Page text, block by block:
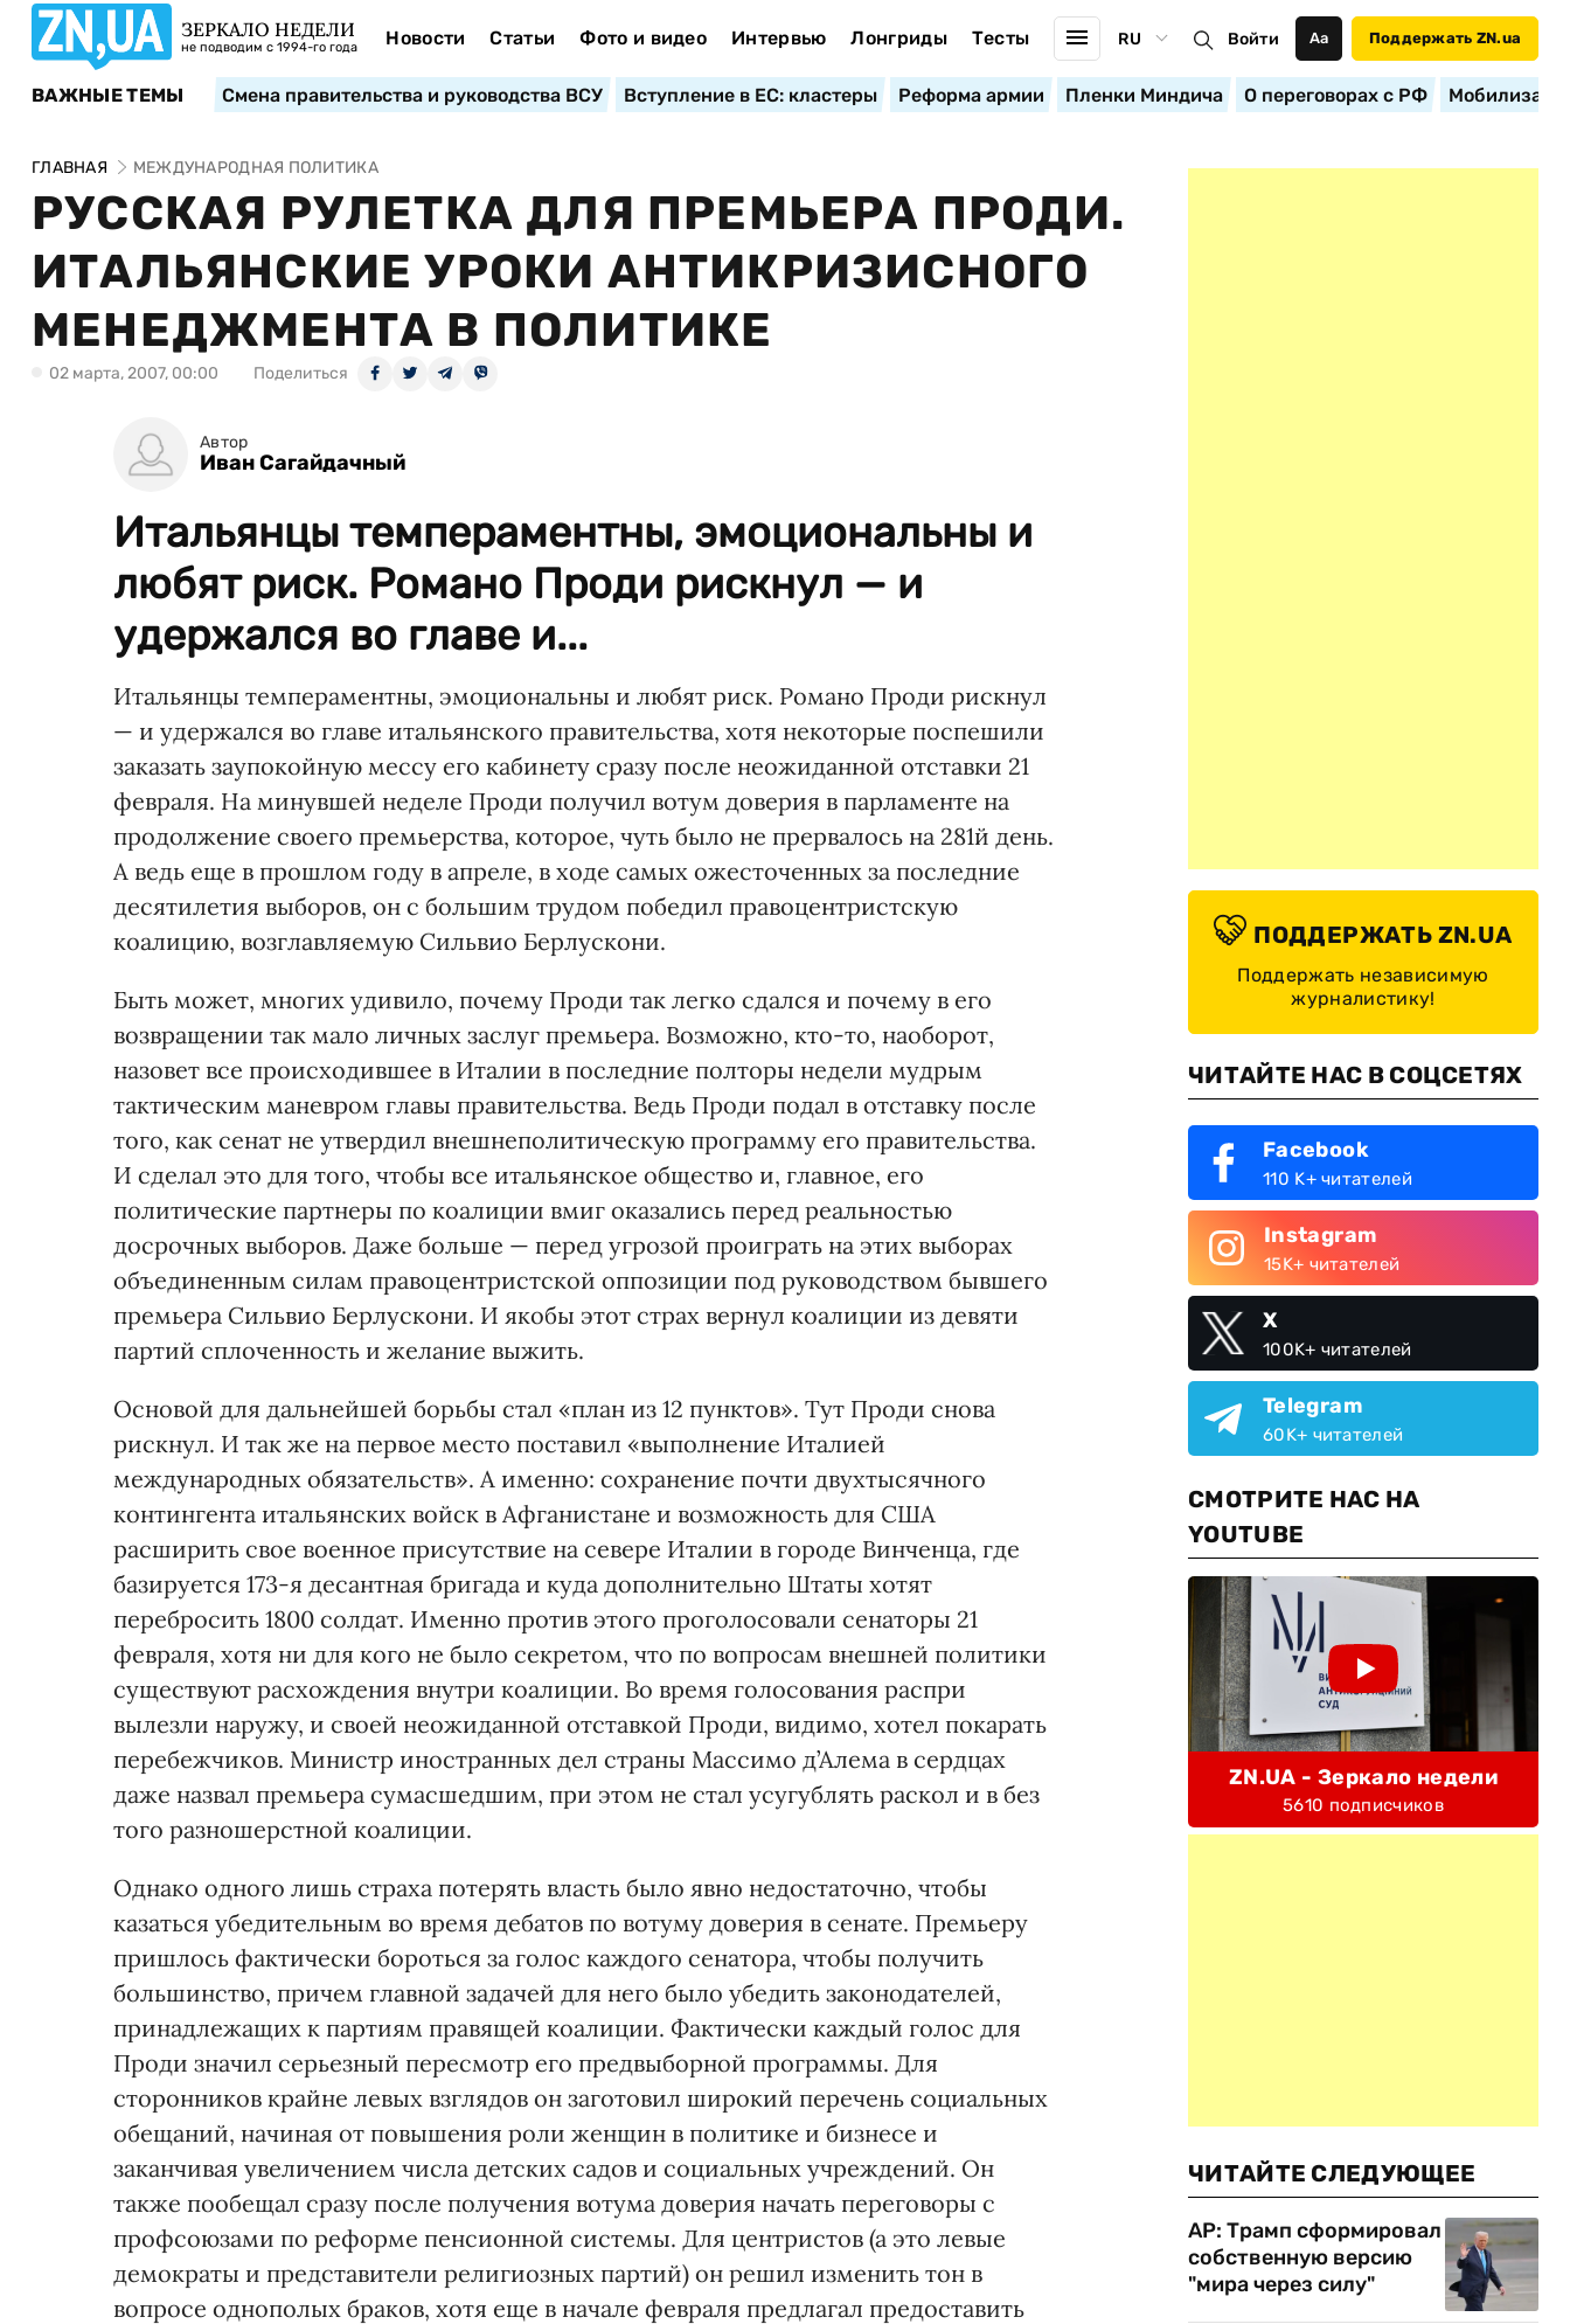
ЗЕРКАЛО НЕДЕЛИ
не подводим с 1994-го года Новости Статьи Фото и видео Интервью Лонгриды Тесты RU Войти Аа Поддержать ZN.ua
ВАЖНЫЕ ТЕМЫ Смена правительства и руководства ВСУ Вступление в ЕС: кластеры Реформа армии Пленки Миндича О переговорах с РФ
ГЛАВНАЯ МЕЖДУНАРОДНАЯ ПОЛИТИКА
РУССКАЯ РУЛЕТКА ДЛЯ ПРЕМЬЕРА ПРОДИ.
ИТАЛЬЯНСКИЕ УРОКИ АНТИКРИЗИСНОГО
МЕНЕДЖМЕНТА В ПОЛИТИКЕ
02 марта, 2007, 00:00 Поделиться
Автор
Иван Сагайдачный
Итальянцы темпераментны, эмоциональны и
любят риск. Романо Проди рискнул — и
удержался во главе и...
Итальянцы темпераментны, эмоциональны и любят риск. Романо Проди рискнул
— и удержался во главе итальянского пра­вительства, хотя некоторые поспе­шили
заказать заупокойную мес­су его кабинету сразу после неожиданной отставки 21
февраля. На минувшей неделе Проди получил вотум доверия в парламенте на
продолжение своего премьерства, которое, чуть было не прервалось на 281й день.
А ведь еще в прошлом году в апреле, в ходе самых ожесточенных за последние
десятилетия выборов, он с большим трудом победил правоцентристскую
коалицию, возглавляемую Сильвио Берлускони.
Быть может, многих удивило, почему Проди так легко сдался и почему в его
возвращении так мало личных заслуг премьера. Возможно, кто-то, наоборот,
назовет все происходившее в Италии в последние полторы недели мудрым
тактическим маневром главы правительства. Ведь Проди подал в отставку после
того, как сенат не утвердил внешнеполитическую программу его правительства.
И сделал это для того, чтобы все итальянское общество и, главное, его
политические партнеры по коалиции вмиг оказались перед реальностью
досрочных выборов. Даже больше — перед угрозой проиграть на этих выборах
объединенным силам правоцентристской оппозиции под руководством бывшего
премьера Сильвио Берлускони. И якобы этот страх вернул коалиции из девяти
партий сплоченность и желание выжить.
Основой для дальнейшей борьбы стал «план из 12 пунктов». Тут Проди снова
рискнул. И так же на первое место поставил «выполнение Италией
международных обязательств». А именно: сохранение почти двухтысячного
контингента итальянских войск в Афганистане и возможность для США
расширить свое военное присутствие на севере Италии в городе Винченца, где
базируется 173-я десантная бригада и куда дополнительно Штаты хотят
перебросить 1800 солдат. Именно против этого проголосовали сенаторы 21
февраля, хотя ни для кого не было секретом, что по вопросам внешней политики
существуют расхождения внутри коалиции. Во время голосования распри
вылезли наружу, и своей неожиданной отставкой Проди, видимо, хотел покарать
перебежчиков. Министр иностранных дел страны Массимо д’Алема в сердцах
даже назвал премьера сумасшедшим, при этом не стал усугублять раскол и в без
того разношерстной коалиции.
Однако одного лишь страха потерять власть было явно недостаточно, чтобы
казаться убедительным во время дебатов по вотуму доверия в сенате. Премьеру
пришлось фактически бороться за голос каждого сенатора, чтобы получить
большинство, причем главной задачей для него было убедить законодателей,
принадлежащих к партиям правящей коалиции. Фактически каждый голос для
Проди значил серьезный пересмотр его предвыборной программы. Для
сторонников крайне левых взглядов он заготовил широкий перечень социальных
обещаний, начиная от повышения роли женщин в политике и бизнесе и
заканчивая увеличением числа детских садов и социальных учреждений. Он
также пообещал сразу после получения вотума доверия начать переговоры с
профсоюзами по реформе пенсионной системы. Для центристов (а это левые
демократы и представители религиозных партий) он решил изменить тон в
вопросе однополых браков, хотя еще в начале февраля предлагал предоставить
ПОДДЕРЖАТЬ ZN.UA
Поддержать независимую
журналистику!
ЧИТАЙТЕ НАС В СОЦСЕТЯХ
Facebook
110 K+ читателей
Instagram
15K+ читателей
X
100K+ читателей
Telegram
60K+ читателей
СМОТРИТЕ НАС НА
YOUTUBE
ZN.UA - Зеркало недели
5610 подписчиков
ЧИТАЙТЕ СЛЕДУЮЩЕЕ
AP: Трамп сформировал
собственную версию
"мира через силу"